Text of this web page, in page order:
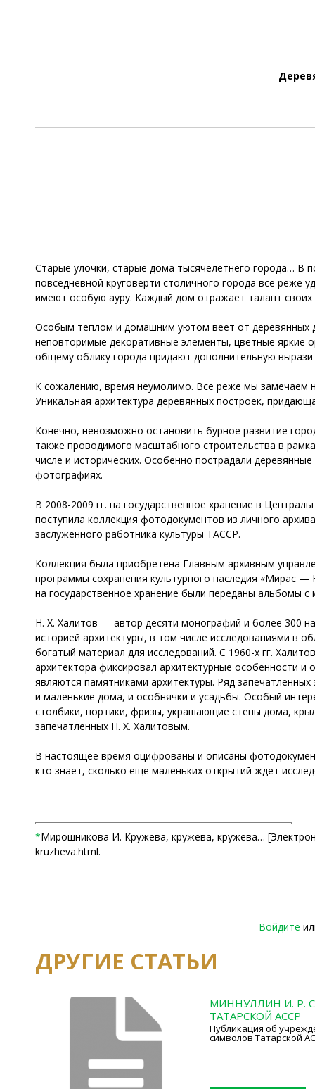
Старые улочки, старые дома тысячелетнего города… В
повседневной круговерти столичного города все реже
имеют особую ауру. Каждый дом отражает талант
Особым теплом и домашним уютом веет от деревянных
неповторимые декоративные элементы, цветные
общему облику города придают дополнительную
К сожалению, время неумолимо. Все реже мы замечаем
Уникальная архитектура деревянных построек,
Конечно, невозможно остановить бурное развитие
также проводимого масштабного строительства в
числе и исторических. Особенно пострадали
фотографиях.
В 2008-2009 гг. на государственное хранение в
поступила коллекция фотодокументов из личного
заслуженного работника культуры ТАССР.
Коллекция была приобретена Главным архивным
программы сохранения культурного наследия «Мирас —
на государственное хранение были переданы альбомы
Н. Х. Халитов — автор десяти монографий и более 300
историей архитектуры, в том числе исследованиями в
богатый материал для исследований. С 1960-х гг.
архитектора фиксировал архитектурные особенности
являются памятниками архитектуры. Ряд
и маленькие дома, и особнячки и усадьбы. Особый
столбики, портики, фризы, украшающие стены дома,
запечатленных Н. Х. Халитовым.
В настоящее время оцифрованы и описаны
кто знает, сколько еще маленьких открытий ждет
*Мирошникова И. Кружева, кружева, кружева…
kruzheva.html.
Войдите
ДРУГИЕ СТАТЬИ
МИННУЛЛИН И. Р.
ТАТАРСКОЙ АССР
Публикация об
символов Татарской